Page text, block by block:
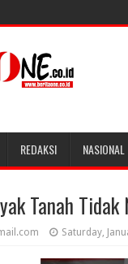
REDAKSI NASIONAL
Tanah Tidak
Saturday,